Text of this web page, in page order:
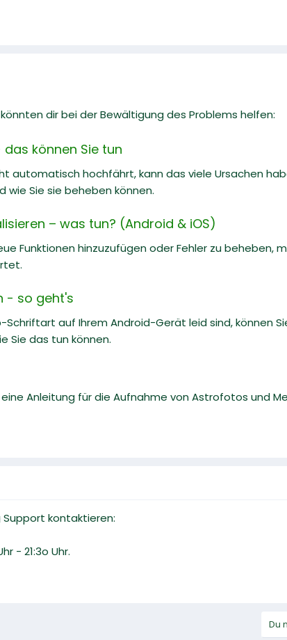
dir bei der Bewältigung des Problems helfen:
können Sie tun
automatisch hochfährt, kann das viele Ursachen
wie Sie sie beheben können.
– was tun? (Android & iOS)
Funktionen hinzuzufügen oder Fehler zu beheben,
- so geht's
Schriftart auf Ihrem Android-Gerät leid sind, können
Sie das tun können.
Anleitung für die Aufnahme von Astrofotos und
Support kontaktieren:
- 21:3o Uhr.
Du